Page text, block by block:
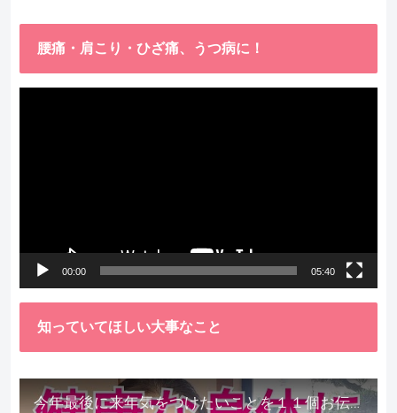
腰痛・肩こり・ひざ痛、うつ病に！
00:00 05:40
知っていてほしい大事なこと
今年最後に来年気をつけたいことを１１個お伝えします。